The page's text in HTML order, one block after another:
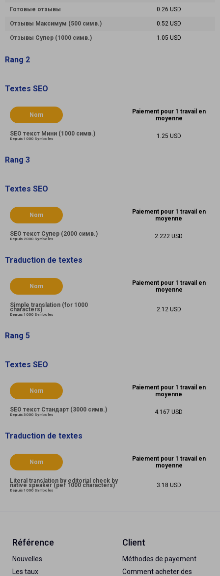
Готовые отзывы 0.26 USD
Отзывы Максимум (500 симв.) 0.52 USD
Отзывы Супер (1000 симв.) 1.05 USD
Rang 2
Textes SEO
Nom
Paiement pour 1 travail en
moyenne
SEO текст Мини (1000 симв.)
Depuis 1000 Symboles 1.25 USD
Rang 3
Textes SEO
Nom
Paiement pour 1 travail en
moyenne
SEO текст Супер (2000 симв.)
Depuis 2000 Symboles 2.222 USD
Traduction de textes
Nom
Paiement pour 1 travail en
moyenne
Simple translation (for 1000
characters)
Depuis 1000 Symboles
2.12 USD
Rang 5
Textes SEO
Nom
Paiement pour 1 travail en
moyenne
SEO текст Стандарт (3000 симв.)
Depuis 3000 Symboles 4.167 USD
Traduction de textes
Nom
Paiement pour 1 travail en
moyenne
Literal translation by editorial check by
native speaker (per 1000 characters)
Depuis 1000 Symboles
3.18 USD
Référence
Nouvelles
Les taux
Client
Méthodes de payement
Comment acheter des